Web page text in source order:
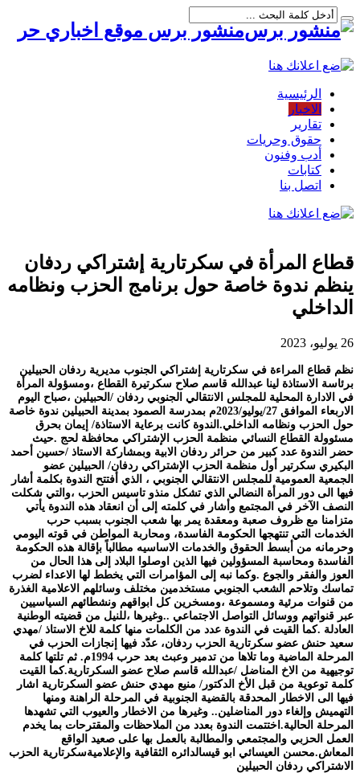
منشور برس موقع اخباري حر
الرئيسية
الاخبار
تقارير
حقوق وحريات
أدب وفنون
كتابات
اتصل بنا
قطاع المرأة في سكرتارية إشتراكي ردفان
ينظم ندوة خاصة حول برنامج الحزب ونظامه
الداخلي
26 يوليو، 2023
نظم قطاع المراءة في سكرتارية إشتراكي الجنوب مديرية ردفان الحبيلين
برئاسة الاستاذة لينا عبدالله قاسم صلاح سكرتيرة القطاع ،ومسؤولة المرأة
في الادارة المحلية للمجلس الانتقالي الجنوبي ردفان /الحبيلين ،صباح اليوم
الاربعاء الموافق 27/يوليو/2023م بمدرسة الصمود بمدينة الحبيلين ندوة خاصة
حول الحزب ونظامه الداخلي.الندوة كانت برعاية الاستاذة/ إيمان بحرق
مسئوولة القطاع النسائي منظمة الحزب الإشتراكي محافظة لحج .حيث
حضر الندوة عدد كبير من حرائر ردفان الابية وبمشاركة الاستاذ /حسين أحمد
البكيري سكرتير أول منظمة الحزب الإشتراكي ردفان/ الحبيلين عضو
الجمعية العمومية للمجلس الانتقالي الجنوبي ، الذي أفتتح الندوة بكلمة أشار
فيها الى دور المرأة النضالي الذي تشكل منذو تاسيس الحزب ،والتي شكلت
النصف الآخر في المجتمع وأشار في كلمته إلى أن انعقاد هذه الندوة يأتي
متزامنا مع ظروف صعبة ومعقدة يمر بها شعب الجنوب بسبب حرب
الخدمات التي تنتهجها الحكومة الفاسدة، ومحاربة المواطن في قوته اليومي
وحرمانه من أبسط الحقوق والخدمات الاساسيه مطالباً بإقالة هذه الحكومة
الفاسدة ومحاسبة المسؤولين فيها الذين اوصلوا البلاد إلى هذا الحال من
العوز والفقر والجوع .وكما نبه إلى المؤامرات التي يخطط لها الاعداء لضرب
تماسك وتلاحم الشعب الجنوبي مستخدمين مختلف وسائلهم الاعلامية الغذرة
من قنوات مرئية ومسموعة ،ومسخرين كل ابواقهم ونشطائهم السياسيين
عبر قنواتهم ووسائل التواصل الاجتماعي ..وغيرها ،للنيل من قضيته الوطنية
العادلة .كما القيت في الندوة عدد من الكلمات منها كلمة للاخ الاستاذ /مهدي
سعيد حنش عضو سكرتارية الحزب ردفان، عدّد فيها إنجازات الحزب في
المرحلة الماضية وما تلاها من تدمير وعبث بعد حرب 1994م. ثم تلتها كلمة
توجيهية من الاخ المناضل /عبدالله قاسم صلاح عضو السكرتارية.كما القيت
كلمة توعوية من قبل الأخ الدكتور/ منيع مهدي حنش عضو السكرتارية اشار
فيها الى الاخطار المحدقة بالقضية الجنوبية في المرحلة الراهنة ومنها
التهميش وإلغاء دور المناضلين.. وغيرها من الاخطار والعيوب التي تشهدها
المرحلة الحالية.اختتمت الندوة بعدد من الملاحظات والمقترحات بما يخدم
العمل الحزبي والمجتمعي والمطالبة بالعمل بها على صعيد الواقع
المعاش.محسن العيسائي ابو قيسالدائره الثقافية والإعلاميةسكرتارية الحزب
الاشتراكي ردفان الحبيلين